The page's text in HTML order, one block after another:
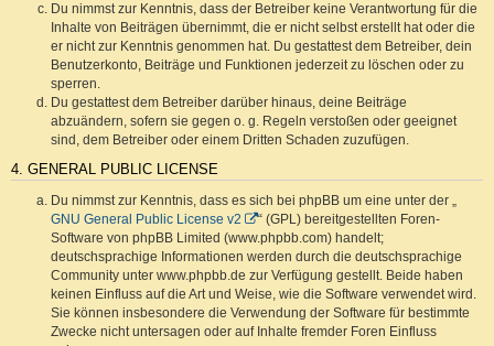
Du nimmst zur Kenntnis, dass der Betreiber keine Verantwortung für die
Inhalte von Beiträgen übernimmt, die er nicht selbst erstellt hat oder die
er nicht zur Kenntnis genommen hat. Du gestattest dem Betreiber, dein
Benutzerkonto, Beiträge und Funktionen jederzeit zu löschen oder zu
sperren.
Du gestattest dem Betreiber darüber hinaus, deine Beiträge
abzuändern, sofern sie gegen o. g. Regeln verstoßen oder geeignet
sind, dem Betreiber oder einem Dritten Schaden zuzufügen.
4. GENERAL PUBLIC LICENSE
Du nimmst zur Kenntnis, dass es sich bei phpBB um eine unter der „
GNU General Public License v2
“ (GPL) bereitgestellten Foren-
Software von phpBB Limited (www.phpbb.com) handelt;
deutschsprachige Informationen werden durch die deutschsprachige
Community unter www.phpbb.de zur Verfügung gestellt. Beide haben
keinen Einfluss auf die Art und Weise, wie die Software verwendet wird.
Sie können insbesondere die Verwendung der Software für bestimmte
Zwecke nicht untersagen oder auf Inhalte fremder Foren Einfluss